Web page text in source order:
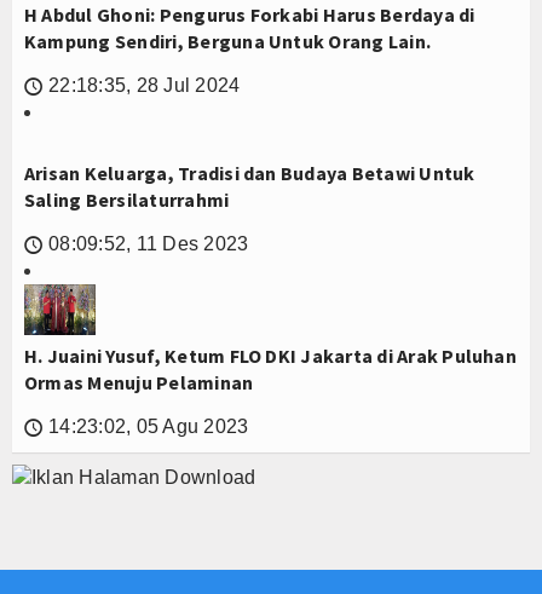
H Abdul Ghoni: Pengurus Forkabi Harus Berdaya di
Kampung Sendiri, Berguna Untuk Orang Lain.
🕔 22:18:35, 28 Jul 2024
Arisan Keluarga, Tradisi dan Budaya Betawi Untuk
Saling Bersilaturrahmi
🕔 08:09:52, 11 Des 2023
H. Juaini Yusuf, Ketum FLO DKI Jakarta di Arak Puluhan
Ormas Menuju Pelaminan
🕔 14:23:02, 05 Agu 2023